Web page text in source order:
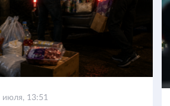
июля, 13:51